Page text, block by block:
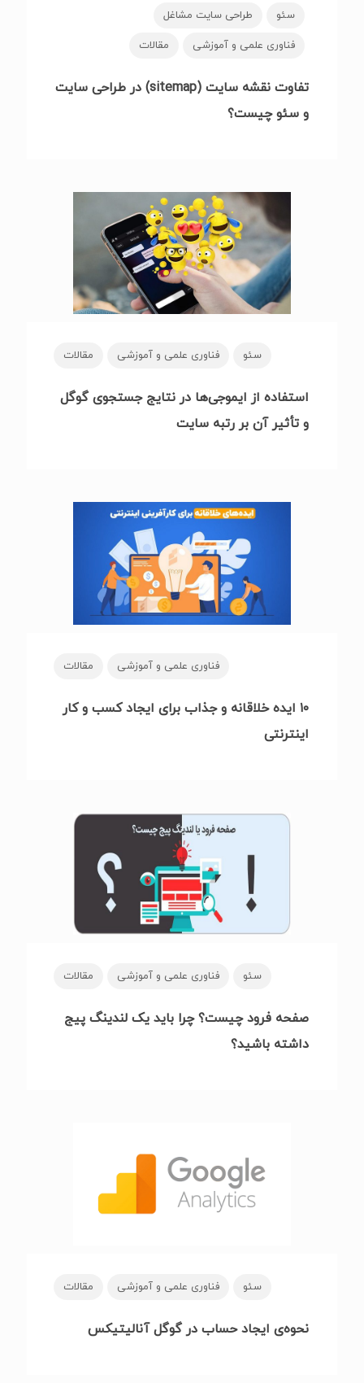
سئو طراحی سایت مشاغل
فناوری علمی و آموزشی مقالات
تفاوت نقشه سایت (sitemap) در طراحی سایت
و سئو چیست؟
سئو فناوری علمی و آموزشی مقالات
استفاده از ایموجی‌ها در نتایج جستجوی گوگل
و تأثیر آن بر رتبه سایت
فناوری علمی و آموزشی مقالات
۱۰ ایده‌ خلاقانه و جذاب برای ایجاد کسب و کار
اینترنتی
سئو فناوری علمی و آموزشی مقالات
صفحه فرود چیست؟ چرا باید یک لندینگ پیج
داشته باشید؟
سئو فناوری علمی و آموزشی مقالات
نحوه‌ی ایجاد حساب در گوگل آنالیتیکس